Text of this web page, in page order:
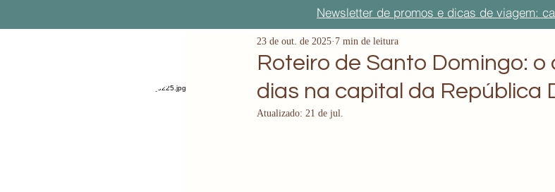
Newsletter de promos e dicas de viagem:
Roteiro de Santo Domingo: o
dias na capital da República
23 de out. de 2025 7 min de leitura
Atualizado: 21 de jul.